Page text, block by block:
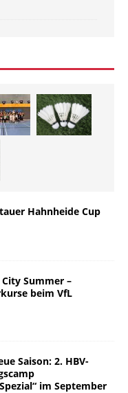
Hahnheide Cup
Summer –
beim VfL
Saison: 2. HBV-
im September